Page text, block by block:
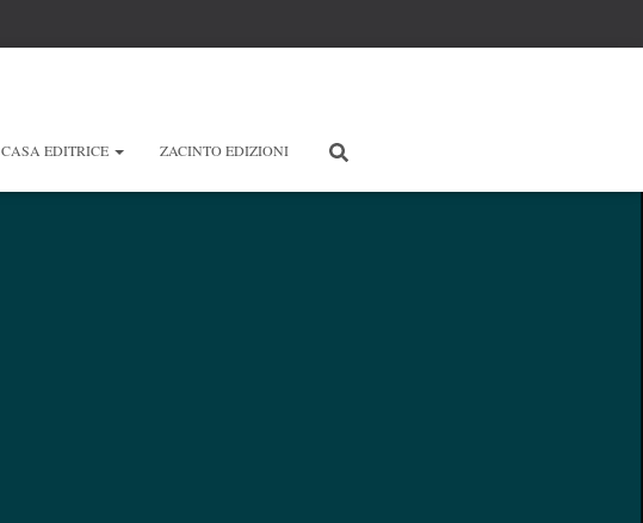
CASA EDITRICE ZACINTO EDIZIONI